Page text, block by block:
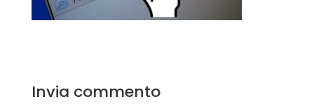
Invia commento